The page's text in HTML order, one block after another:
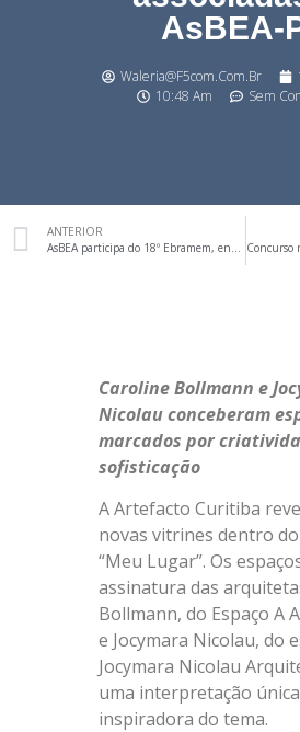
AsBEA-
Waleria@f5com.com.br
10:48 Am
Sem
ANTERIOR
AsBEA participa do 18º Ebramem, encontro sobre sustentabilidade e inovação na área da madeira
Caroline Bollmann e
Nicolau conceberam
marcados por
sofisticação
A Artefacto Curitiba
novas vitrines dentro
“Meu Lugar”. Os
assinatura das
Bollmann, do Espaço A
e Jocymara Nicolau, do
Jocymara Nicolau
uma interpretação
inspiradora do tema.